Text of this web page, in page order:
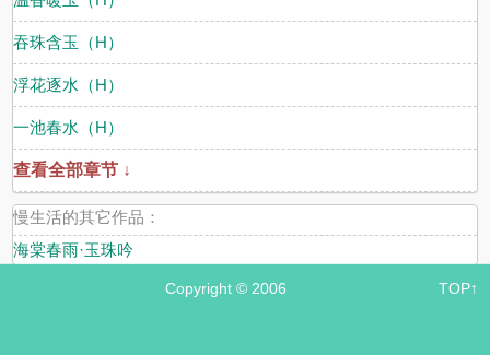
吞珠含玉（H）
浮花逐水（H）
一池春水（H）
查看全部章节 ↓
慢生活的其它作品：
海棠春雨·玉珠吟
Copyright © 2006 TOP↑